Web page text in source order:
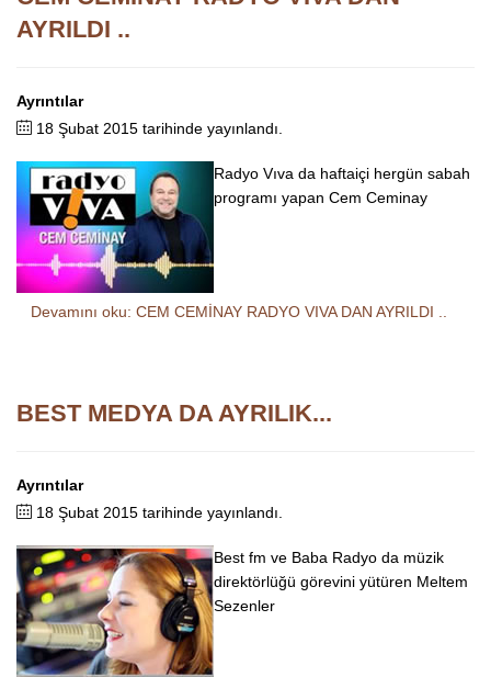
AYRILDI ..
Ayrıntılar
18 Şubat 2015 tarihinde yayınlandı.
Radyo Vıva da haftaiçi hergün sabah
programı yapan Cem Ceminay
Devamını oku: CEM CEMİNAY RADYO VIVA DAN AYRILDI ..
BEST MEDYA DA AYRILIK...
Ayrıntılar
18 Şubat 2015 tarihinde yayınlandı.
Best fm ve Baba Radyo da müzik
direktörlüğü görevini yütüren Meltem
Sezenler